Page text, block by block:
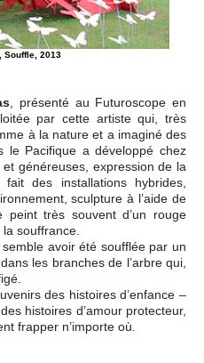
Souffle, 2013
, présenté au Futuroscope en
par cette artiste qui, très
à la nature et a imaginé des
le Pacifique a développé chez
généreuses, expression de la
des installations hybrides,
sculpture à l’aide de
peint très souvent d’un rouge
souffrance.
avoir été soufflée par un
les branches de l’arbre qui,
des histoires d’enfance –
histoires d’amour protecteur,
frapper n’importe où.